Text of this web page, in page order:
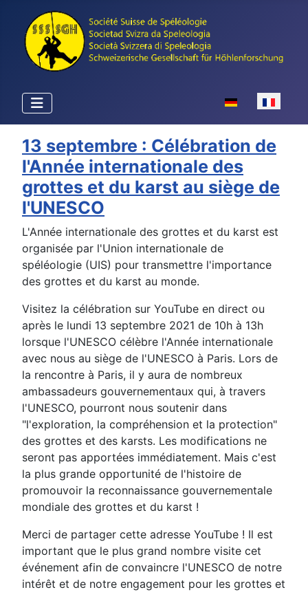
Sélectionnez
13 septembre : Célébration de
l'Année internationale des
grottes et du karst au siège de
l'UNESCO
L'Année internationale des grottes et du karst est
organisée par l'Union internationale de
spéléologie (UIS) pour transmettre l'importance
des grottes et du karst au monde.
Visitez la célébration sur YouTube en direct ou
après le lundi 13 septembre 2021 de 10h à 13h
lorsque l'UNESCO célèbre l'Année internationale
avec nous au siège de l'UNESCO à Paris. Lors de
la rencontre à Paris, il y aura de nombreux
ambassadeurs gouvernementaux qui, à travers
l'UNESCO, pourront nous soutenir dans
"l'exploration, la compréhension et la protection"
des grottes et des karsts. Les modifications ne
seront pas apportées immédiatement. Mais c'est
la plus grande opportunité de l'histoire de
promouvoir la reconnaissance gouvernementale
mondiale des grottes et du karst !
Merci de partager cette adresse YouTube ! Il est
important que le plus grand nombre visite cet
événement afin de convaincre l'UNESCO de notre
intérêt et de notre engagement pour les grottes et